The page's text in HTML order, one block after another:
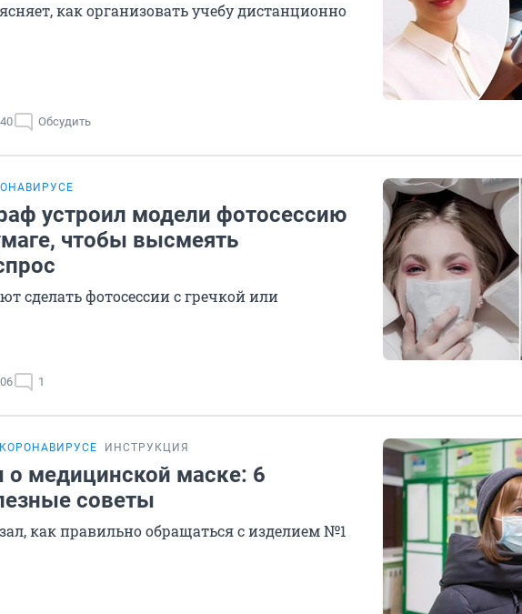
как организовать учебу дистанционно
Обсудить
устроил модели фотосессию
чтобы высмеять
сделать фотосессии с гречкой или
1
ИНСТРУКЦИЯ
медицинской маске: 6
советы
как правильно обращаться с изделием №1